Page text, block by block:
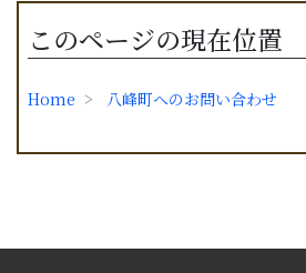
このページの現在位置
Home 八峰町へのお問い合わせ